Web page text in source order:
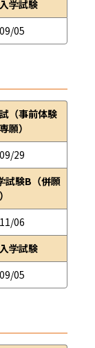
学試験
05
（事前体験
願）
29
試験B（併願
06
学試験
05